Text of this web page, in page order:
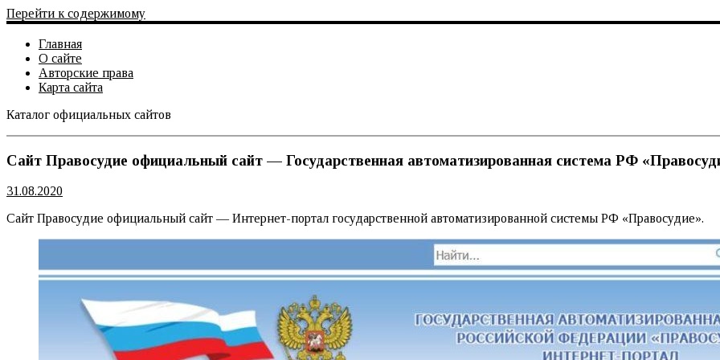
Перейти к содержимому
Главная
О сайте
Авторские права
Карта сайта
Каталог официальных сайтов
Сайт Правосудие официальный сайт — Государственная автоматизированная система РФ
31.08.2020
Сайт Правосудие официальный сайт — Интернет-портал государственной автоматизированной системы РФ «Правосудие».